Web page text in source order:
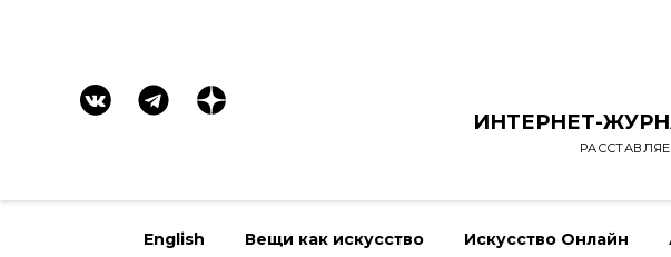
ИНТЕРНЕТ-
English Вещи как искусство Искусство Онлайн